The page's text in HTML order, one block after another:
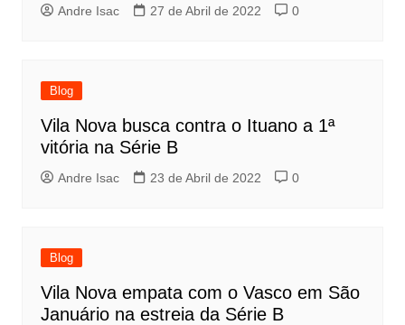
Andre Isac 27 de Abril de 2022 0
Blog
Vila Nova busca contra o Ituano a 1ª
vitória na Série B
Andre Isac 23 de Abril de 2022 0
Blog
Vila Nova empata com o Vasco em São
Januário na estreia da Série B